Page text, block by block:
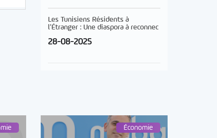
Les Tunisiens Résidents à
l’Étranger : Une diaspora à reconnec
28-08-2025
Économie